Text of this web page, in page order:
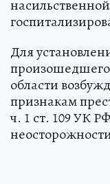
Для
области
признакам
ч. 1 ст. 109 УК